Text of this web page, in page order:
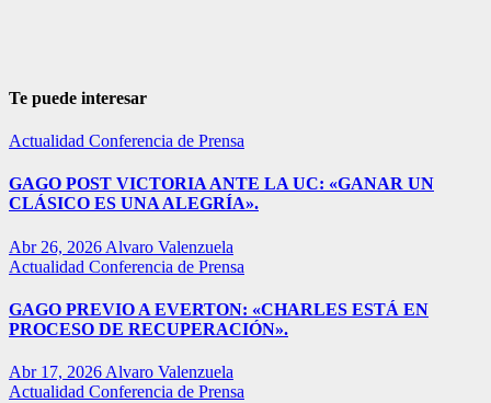
Te puede interesar
Actualidad Conferencia de Prensa
GAGO POST VICTORIA ANTE LA UC: «GANAR UN
CLÁSICO ES UNA ALEGRÍA».
Abr 26, 2026 Alvaro Valenzuela
Actualidad Conferencia de Prensa
GAGO PREVIO A EVERTON: «CHARLES ESTÁ EN
PROCESO DE RECUPERACIÓN».
Abr 17, 2026 Alvaro Valenzuela
Actualidad Conferencia de Prensa